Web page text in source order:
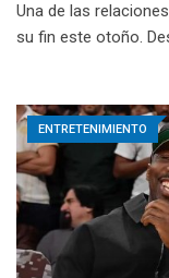
Una de las
su fin este otoño.
ENTRETENIMIENTO